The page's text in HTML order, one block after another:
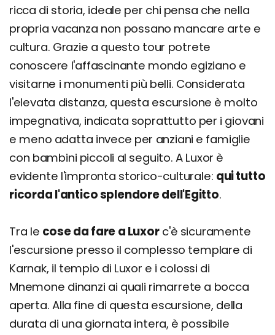
ricca di storia, ideale per chi pensa che nella
propria vacanza non possano mancare arte e
cultura. Grazie a questo tour potrete
conoscere l'affascinante mondo egiziano e
visitarne i monumenti più belli. Considerata
l'elevata distanza, questa escursione è molto
impegnativa, indicata soprattutto per i giovani
e meno adatta invece per anziani e famiglie
con bambini piccoli al seguito. A Luxor è
evidente l'impronta storico-culturale: qui tutto
ricorda l'antico splendore dell'Egitto.
Tra le cose da fare a Luxorc'è sicuramente
l'escursione presso il complesso templare di
Karnak, il tempio di Luxor e i colossi di
Mnemone dinanzi ai quali rimarrete a bocca
aperta. Alla fine di questa escursione, della
durata di una giornata intera, è possibile